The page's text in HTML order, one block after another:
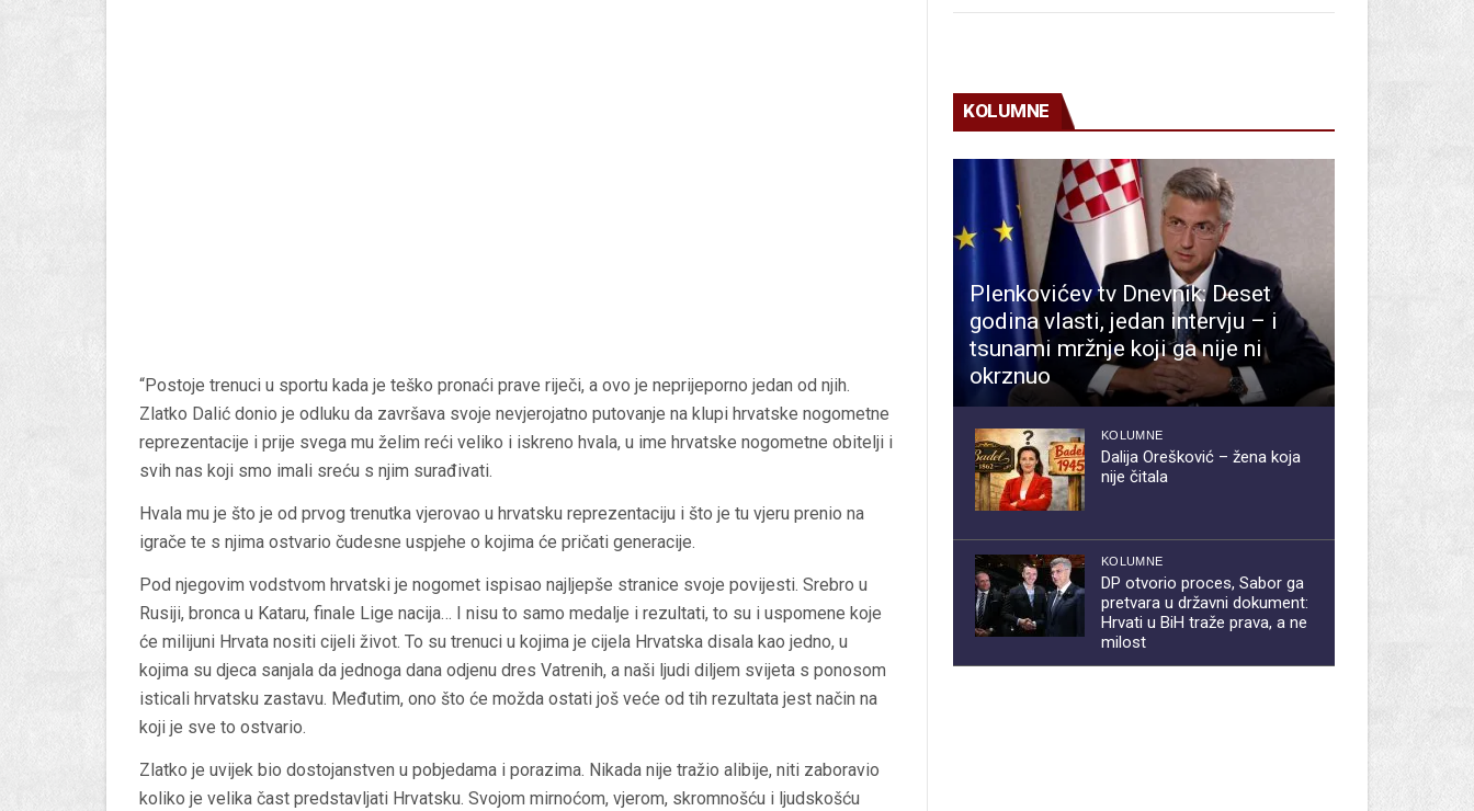
“Postoje trenuci u sportu kada je teško pronaći prave riječi, a ovo je neprijeporno jedan od njih.
Zlatko Dalić donio je odluku da završava svoje nevjerojatno putovanje na klupi hrvatske nogometne
reprezentacije i prije svega mu želim reći veliko i iskreno hvala, u ime hrvatske nogometne obitelji i
svih nas koji smo imali sreću s njim surađivati.
Hvala mu je što je od prvog trenutka vjerovao u hrvatsku reprezentaciju i što je tu vjeru prenio na
igrače te s njima ostvario čudesne uspjehe o kojima će pričati generacije.
Pod njegovim vodstvom hrvatski je nogomet ispisao najljepše stranice svoje povijesti. Srebro u
Rusiji, bronca u Kataru, finale Lige nacija… I nisu to samo medalje i rezultati, to su i uspomene koje
će milijuni Hrvata nositi cijeli život. To su trenuci u kojima je cijela Hrvatska disala kao jedno, u
kojima su djeca sanjala da jednoga dana odjenu dres Vatrenih, a naši ljudi diljem svijeta s ponosom
isticali hrvatsku zastavu. Međutim, ono što će možda ostati još veće od tih rezultata jest način na
koji je sve to ostvario.
Zlatko je uvijek bio dostojanstven u pobjedama i porazima. Nikada nije tražio alibije, niti zaboravio
koliko je velika čast predstavljati Hrvatsku. Svojom mirnoćom, vjerom, skromnošću i ljudskošću
KOLUMNE
Plenkovićev tv Dnevnik: Deset
godina vlasti, jedan intervju – i
tsunami mržnje koji ga nije ni
okrznuo
KOLUMNE
Dalija Orešković – žena koja
nije čitala
KOLUMNE
DP otvorio proces, Sabor ga
pretvara u državni dokument:
Hrvati u BiH traže prava, a ne
milost